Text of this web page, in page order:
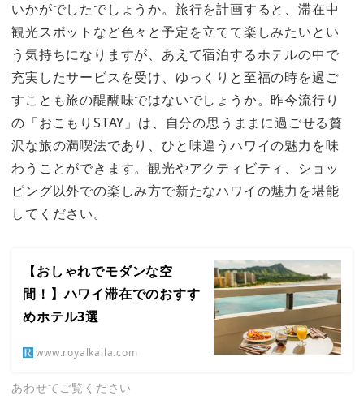
いかがでしたでしょうか。旅行を計画すると、滞在中
観光スポットなど色々と予定を立てて楽しみたいとい
う気持ちになりますが、あえて宿泊するホテルの中で
充実したサービスを受け、ゆっくりと至福の時を過ご
すことも旅の醍醐味ではないでしょうか。昨今流行り
の「おこもりSTAY」は、自分の思うままに過ごせる贅
沢な旅の満喫法であり、ひと味違うハワイの魅力を味
わうことができます。観光やアクティビティ、ショッ
ピング以外での楽しみ方で新たなハワイの魅力を堪能
してください。
【おしゃれでモダンな空
間！】ハワイ滞在でのおすす
めホテル3選
www.royalkaila.com
あわせてご覧ください